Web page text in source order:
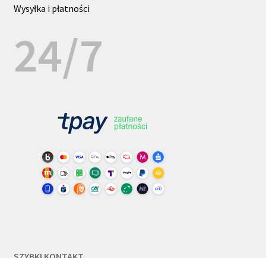
Wysyłka i płatności
24/7